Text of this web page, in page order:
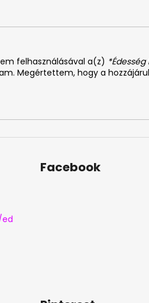
felhasználásával a(z) *Édesség
Megértettem, hogy a
Facebook